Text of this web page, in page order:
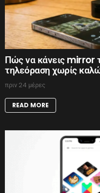
Πώς να κάνεις mirror
τηλεόραση χωρίς
πριν 24 μέρες
READ MORE